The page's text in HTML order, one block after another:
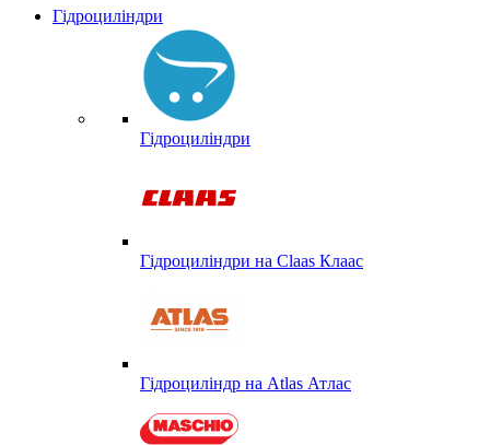
Гідроциліндри
Гідроциліндри
Гідроциліндри на Claas Клаас
Гідроциліндр на Atlas Атлас